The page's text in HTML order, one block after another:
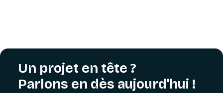
Un projet en tête ?
Parlons en dès aujourd'hui !